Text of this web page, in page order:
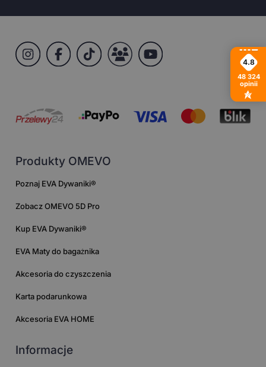
Produkty OMEVO
Poznaj EVA Dywaniki®
Zobacz OMEVO 5D Pro
Kup EVA Dywaniki®
EVA Maty do bagażnika
Akcesoria do czyszczenia
Karta podarunkowa
Akcesoria EVA HOME
Informacje
4.8
48 324
opinii